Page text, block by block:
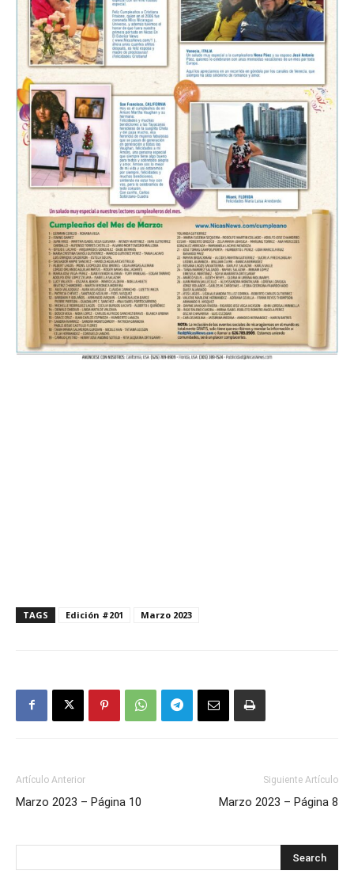
TAGS Edición #201 Marzo 2023
Artículo Anterior
Marzo 2023 – Página 10
Siguiente Artículo
Marzo 2023 – Página 8